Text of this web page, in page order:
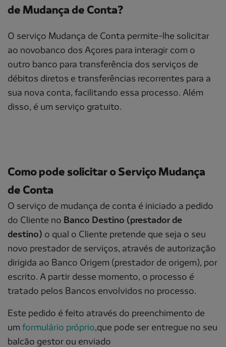
de Mudança de Conta?
O serviço Mudança de Conta permite-lhe solicitar
ao novobanco dos Açores para interagir com o
outro banco para transferência dos serviços de
débitos diretos e transferências recorrentes para a
sua nova conta, facilitando essa processo. Além
disso, é um serviço gratuito.
Como pode solicitar o Serviço Mudança
de Conta
O serviço de mudança de conta é iniciado a pedido
do Cliente no Banco Destino (prestador de
destino) o qual o Cliente pretende que seja o seu
novo prestador de serviços, através de autorização
dirigida ao Banco Origem (prestador de origem), por
escrito. A partir desse momento, o processo é
tratado pelos Bancos envolvidos no processo.
Este pedido é feito através do preenchimento de
um formulário próprio,que pode ser entregue no seu
balcão gestor ou enviado